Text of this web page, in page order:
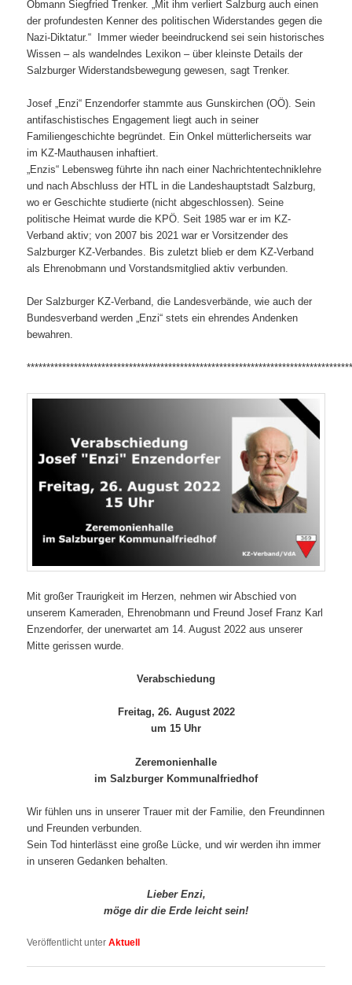
Obmann Siegfried Trenker. „Mit ihm verliert Salzburg auch einen
der profundesten Kenner des politischen Widerstandes gegen die
Nazi-Diktatur.“ Immer wieder beeindruckend sei sein historisches
Wissen – als wandelndes Lexikon – über kleinste Details der
Salzburger Widerstandsbewegung gewesen, sagt Trenker.
Josef „Enzi“ Enzendorfer stammte aus Gunskirchen (OÖ). Sein
antifaschistisches Engagement liegt auch in seiner
Familiengeschichte begründet. Ein Onkel mütterlicherseits war
im KZ-Mauthausen inhaftiert.
„Enzis“ Lebensweg führte ihn nach einer Nachrichtentechniklehre
und nach Abschluss der HTL in die Landeshauptstadt Salzburg,
wo er Geschichte studierte (nicht abgeschlossen). Seine
politische Heimat wurde die KPÖ. Seit 1985 war er im KZ-
Verband aktiv; von 2007 bis 2021 war er Vorsitzender des
Salzburger KZ-Verbandes. Bis zuletzt blieb er dem KZ-Verband
als Ehrenobmann und Vorstandsmitglied aktiv verbunden.
Der Salzburger KZ-Verband, die Landesverbände, wie auch der
Bundesverband werden „Enzi“ stets ein ehrendes Andenken
bewahren.
Mit großer Traurigkeit im Herzen, nehmen wir Abschied von
unserem Kameraden, Ehrenobmann und Freund Josef Franz Karl
Enzendorfer, der unerwartet am 14. August 2022 aus unserer
Mitte gerissen wurde.
Verabschiedung
Freitag, 26. August 2022
um 15 Uhr
Zeremonienhalle
im Salzburger Kommunalfriedhof
Wir fühlen uns in unserer Trauer mit der Familie, den Freundinnen
und Freunden verbunden.
Sein Tod hinterlässt eine große Lücke, und wir werden ihn immer
in unseren Gedanken behalten.
Lieber Enzi,
möge dir die Erde leicht sein!
Veröffentlicht unter Aktuell